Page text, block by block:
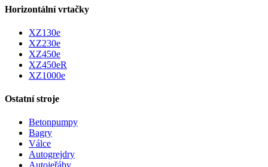
Horizontální vrtačky
XZ130e
XZ230e
XZ450e
XZ450eR
XZ1000e
Ostatní stroje
Betonpumpy
Bagry
Válce
Autogrejdry